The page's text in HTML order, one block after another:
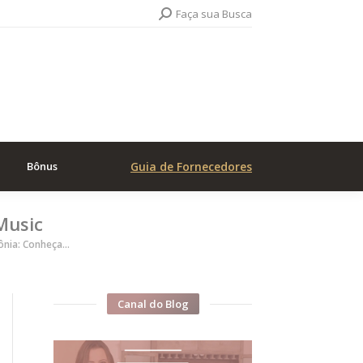
Search:Faça sua Busca
Bônus Guia de Fornecedores
Conheça…
Canal do Blog